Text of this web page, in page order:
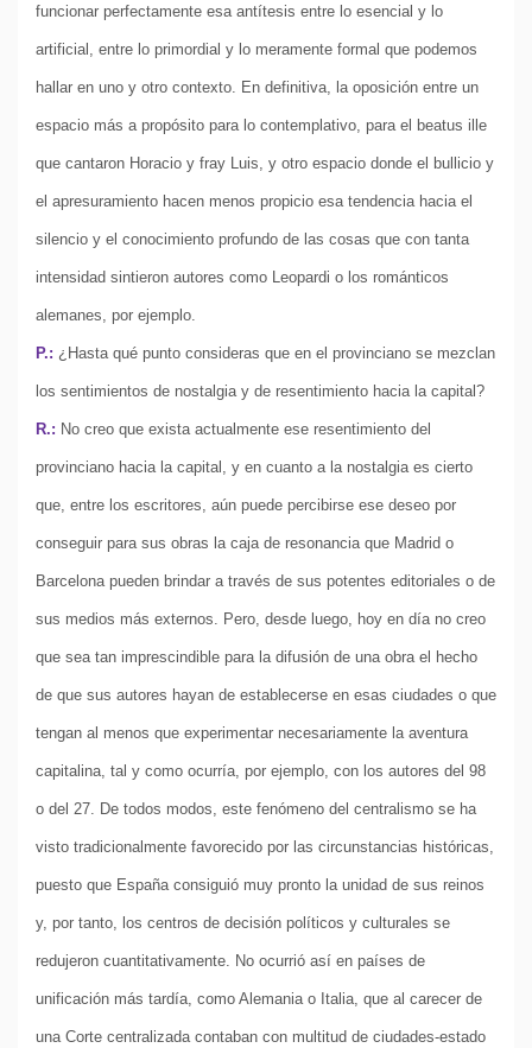
funcionar perfectamente esa antítesis entre lo esencial y lo
artificial, entre lo primordial y lo meramente formal que podemos
hallar en uno y otro contexto. En definitiva, la oposición entre un
espacio más a propósito para lo contemplativo, para el beatus ille
que cantaron Horacio y fray Luis, y otro espacio donde el bullicio y
el apresuramiento hacen menos propicio esa tendencia hacia el
silencio y el conocimiento profundo de las cosas que con tanta
intensidad sintieron autores como Leopardi o los románticos
alemanes, por ejemplo.
P.: ¿Hasta qué punto consideras que en el provinciano se mezclan
los sentimientos de nostalgia y de resentimiento hacia la capital?
R.: No creo que exista actualmente ese resentimiento del
provinciano hacia la capital, y en cuanto a la nostalgia es cierto
que, entre los escritores, aún puede percibirse ese deseo por
conseguir para sus obras la caja de resonancia que Madrid o
Barcelona pueden brindar a través de sus potentes editoriales o de
sus medios más externos. Pero, desde luego, hoy en día no creo
que sea tan imprescindible para la difusión de una obra el hecho
de que sus autores hayan de establecerse en esas ciudades o que
tengan al menos que experimentar necesariamente la aventura
capitalina, tal y como ocurría, por ejemplo, con los autores del 98
o del 27. De todos modos, este fenómeno del centralismo se ha
visto tradicionalmente favorecido por las circunstancias históricas,
puesto que España consiguió muy pronto la unidad de sus reinos
y, por tanto, los centros de decisión políticos y culturales se
redujeron cuantitativamente. No ocurrió así en países de
unificación más tardía, como Alemania o Italia, que al carecer de
una Corte centralizada contaban con multitud de ciudades-estado